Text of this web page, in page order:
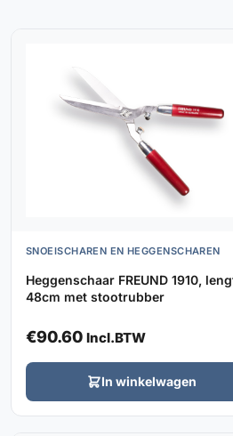
SNOEISCHAREN EN HEGGENSCHAREN
Heggenschaar FREUND 1910,
48cm met stootrubber
€90.60 Incl.BTW
In winkelwagen